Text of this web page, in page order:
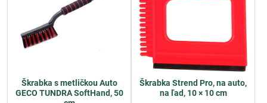
Škrabka s metličkou Auto
GECO TUNDRA SoftHand, 50
Škrabka Strend Pro, na auto,
na ľad, 10 × 10 cm